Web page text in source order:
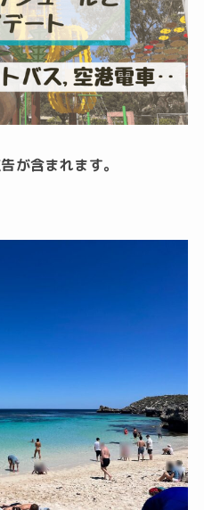
が含まれます。